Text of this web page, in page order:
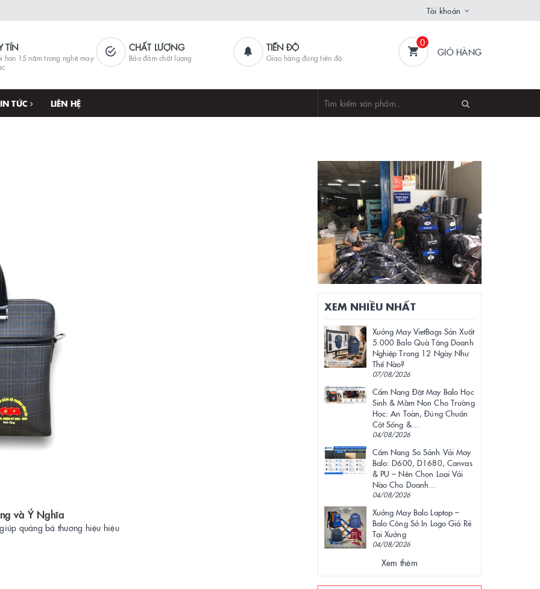
Tài khoản
TÍN
hơn 15 năm trong nghề may
CHẤT LƯỢNG
Bảo đảm chất lượng
TIẾN ĐỘ
Giao hàng đúng tiến độ
0
GIỎ HÀNG
TỨC LIÊN HỆ
và Ý Nghĩa
quảng bá thương hiệu hiệu
XEM NHIỀU NHẤT
Xưởng May VietBags Sản Xuất
5.000 Balo Quà Tặng Doanh
Nghiệp Trong 12 Ngày Như
Thế Nào?
07/08/2026
Cẩm Nang Đặt May Balo Học
Sinh & Mầm Non Cho Trường
Học: An Toàn, Đúng Chuẩn
Cột Sống &...
04/08/2026
Cẩm Nang So Sánh Vải May
Balo: D600, D1680, Canvas
& PU – Nên Chọn Loại Vải
Nào Cho Doanh...
04/08/2026
Xưởng May Balo Laptop –
Balo Công Sở In Logo Giá Rẻ
Tại Xưởng
04/08/2026
Xem thêm